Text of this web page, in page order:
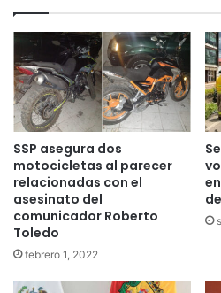
SSP asegura dos
motocicletas al parecer
relacionadas con el
asesinato del
comunicador Roberto
Toledo
febrero 1, 2022